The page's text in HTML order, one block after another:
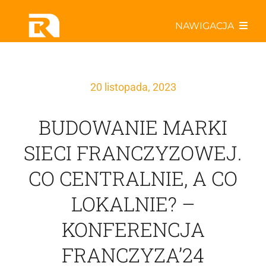
zawartości
NAWIGACJA
Współpracuj z Rabatem!
Odkryj najlepsze oferty!
Aktualności w Sieci
Specjały kulinarne
ActiveR – drużyna z pasją!
20 listopada, 2023
BUDOWANIE MARKI
SIECI FRANCZYZOWEJ.
CO CENTRALNIE, A CO
LOKALNIE? –
KONFERENCJA
FRANCZYZA’24